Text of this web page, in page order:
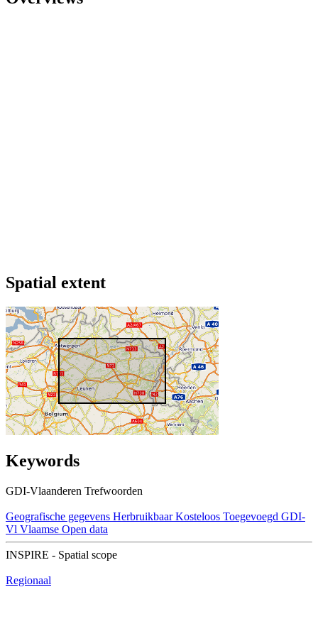
Spatial extent
Keywords
GDI-Vlaanderen Trefwoorden
Geografische gegevens Herbruikbaar Kosteloos Toegevoegd GDI-
Vl Vlaamse Open data
INSPIRE - Spatial scope
Regionaal